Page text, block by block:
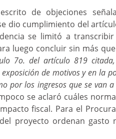
de objeciones
dio cumplimiento del
se limitó a
luego concluir sin más
7o. del artículo 819
de motivos y en la
por los ingresos que se van
se aclaró cuáles
fiscal. Para el
proyecto ordenan gasto